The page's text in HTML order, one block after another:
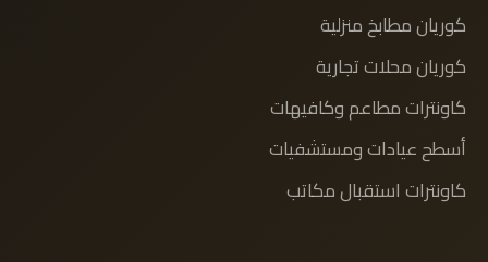
كوريان مطابخ منزلية
كوريان محلات تجارية
كاونترات مطاعم وكافيهات
أسطح عيادات ومستشفيات
كاونترات استقبال مكاتب